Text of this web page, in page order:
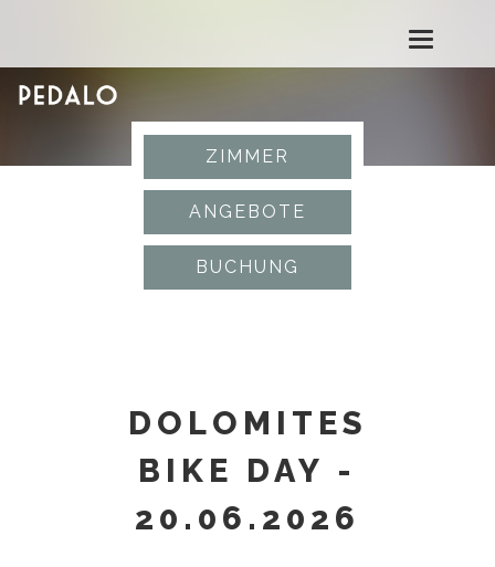
T
ZIMMER
ANGEBOTE
BUCHUNG
DOLOMITES
BIKE DAY -
20.06.2026